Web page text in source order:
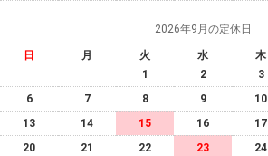
2026年9月の定休日
日 月 火 水 木
1
2 3
6
7 8 9 10
13
14 15 16 17
20
21 22 23 24